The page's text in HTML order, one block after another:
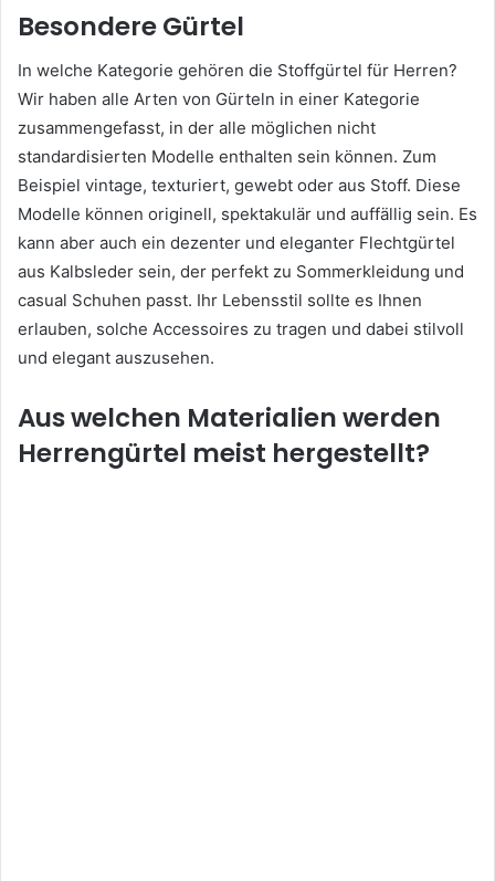
Besondere Gürtel
In welche Kategorie gehören die Stoffgürtel für Herren?
Wir haben alle Arten von Gürteln in einer Kategorie
zusammengefasst, in der alle möglichen nicht
standardisierten Modelle enthalten sein können. Zum
Beispiel vintage, texturiert, gewebt oder aus Stoff. Diese
Modelle können originell, spektakulär und auffällig sein. Es
kann aber auch ein dezenter und eleganter Flechtgürtel
aus Kalbsleder sein, der perfekt zu Sommerkleidung und
casual Schuhen passt. Ihr Lebensstil sollte es Ihnen
erlauben, solche Accessoires zu tragen und dabei stilvoll
und elegant auszusehen.
Aus welchen Materialien werden
Herrengürtel meist hergestellt?